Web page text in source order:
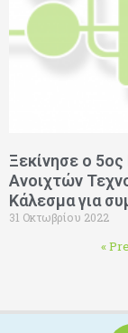
Ξεκίνησε ο
Ανοιχτών
Κάλεσμα για
31 Οκτωβρίου 2022
«